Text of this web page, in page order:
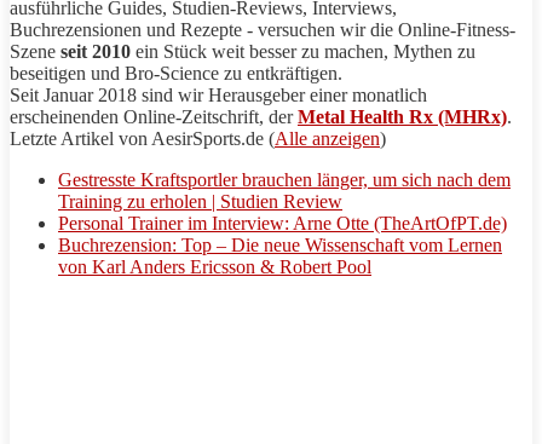
ausführliche Guides, Studien-Reviews, Interviews,
Buchrezensionen und Rezepte - versuchen wir die Online-Fitness-
Szene seit 2010 ein Stück weit besser zu machen, Mythen zu
beseitigen und Bro-Science zu entkräftigen.
Seit Januar 2018 sind wir Herausgeber einer monatlich
erscheinenden Online-Zeitschrift, derMetal Health Rx (MHRx).
Letzte Artikel von AesirSports.de (Alle anzeigen)
Gestresste Kraftsportler brauchen länger, um sich nach dem
Training zu erholen | Studien Review
Personal Trainer im Interview: Arne Otte (TheArtOfPT.de)
Buchrezension: Top – Die neue Wissenschaft vom Lernen
von Karl Anders Ericsson & Robert Pool